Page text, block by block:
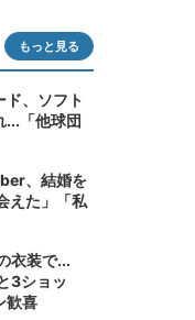
もっと見る
ド、ソフト
...「他球団
、結婚を
えた」「私
衣装で...
3ショッ
歓喜